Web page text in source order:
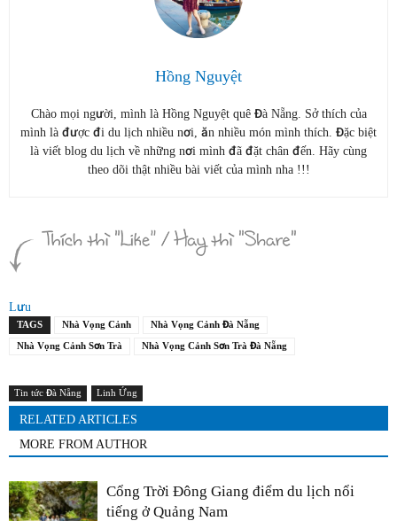
Hồng Nguyệt
Chào mọi người, mình là Hồng Nguyệt quê Đà Nẵng. Sở thích của
mình là được đi du lịch nhiều nơi, ăn nhiều món mình thích. Đặc biệt
là viết blog du lịch về những nơi mình đã đặt chân đến. Hãy cùng
theo dõi thật nhiều bài viết của mình nha !!!
Lưu
TAGS Nhà Vọng Cảnh
Nhà Vọng Cảnh Đà Nẵng
Nhà Vọng Cảnh Sơn Trà
Nhà Vọng Cảnh Sơn Trà Đà Nẵng
Tin tức Đà Nẵng Linh Ứng
RELATED ARTICLES
MORE FROM AUTHOR
Cổng Trời Đông Giang điểm du lịch nổi
tiếng ở Quảng Nam